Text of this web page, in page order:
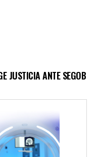
JUSTICIA ANTE SEGOB